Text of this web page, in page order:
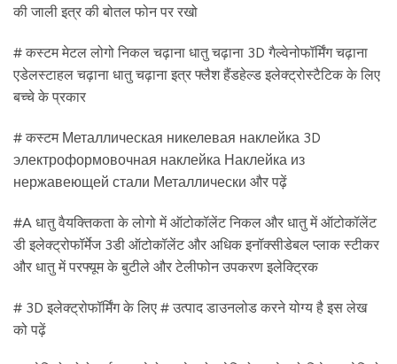
की जाली इत्र की बोतल फोन पर रखो
# कस्टम मेटल लोगो निकल चढ़ाना धातु चढ़ाना 3D गैल्वेनोफॉर्मिंग चढ़ाना
एडेलस्टाहल चढ़ाना धातु चढ़ाना इत्र फ्लैश हैंडहेल्ड इलेक्ट्रोस्टैटिक के लिए
बच्चे के प्रकार
# कस्टम Металлическая никелевая наклейка 3D
электроформовочная наклейка Наклейка из
нержавеющей стали Металлически और पढ़ें
#A धातु वैयक्तिकता के लोगो में ऑटोकॉलेंट निकल और धातु में ऑटोकॉलेंट
डी इलेक्ट्रोफॉर्मेज 3डी ऑटोकॉलेंट और अधिक इनॉक्सीडेबल प्लाक स्टीकर
और धातु में परफ्यूम के बुटीले और टेलीफोन उपकरण इलेक्ट्रिक
# 3D इलेक्ट्रोफॉर्मिंग के लिए # उत्पाद डाउनलोड करने योग्य है इस लेख
को पढ़ें